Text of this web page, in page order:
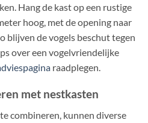
Hang de kast op een rustige
hoog, met de opening naar
blijven de vogels beschut tegen
over een vogelvriendelijke
raadplegen.
met nestkasten
combineren, kunnen diverse